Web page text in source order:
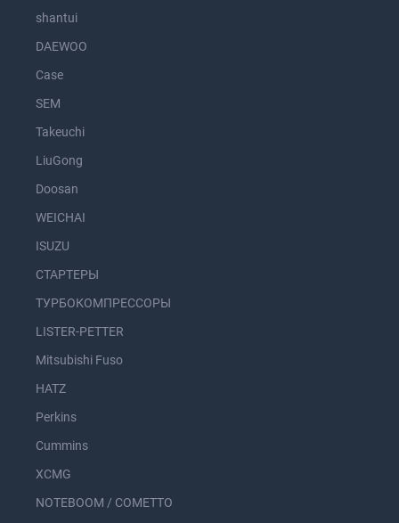
shantui
DAEWOO
Case
SEM
Takeuchi
LiuGong
Doosan
WEICHAI
ISUZU
СТАРТЕРЫ
ТУРБОКОМПРЕССОРЫ
LISTER-PETTER
Mitsubishi Fuso
HATZ
Perkins
Cummins
XCMG
NOTEBOOM / COMETTO